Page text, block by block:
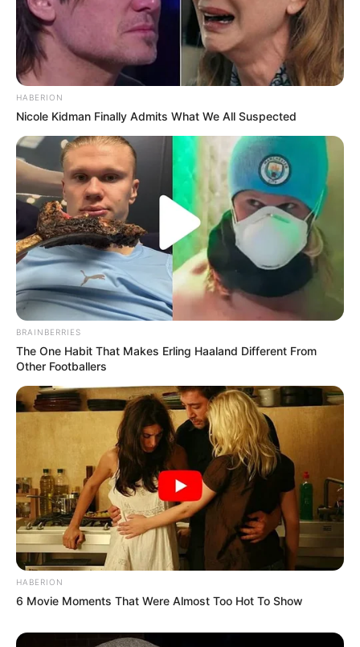
HABERION
Nicole Kidman Finally Admits What We All Suspected
BRAINBERRIES
The One Habit That Makes Erling Haaland Different From
Other Footballers
HABERION
6 Movie Moments That Were Almost Too Hot To Show